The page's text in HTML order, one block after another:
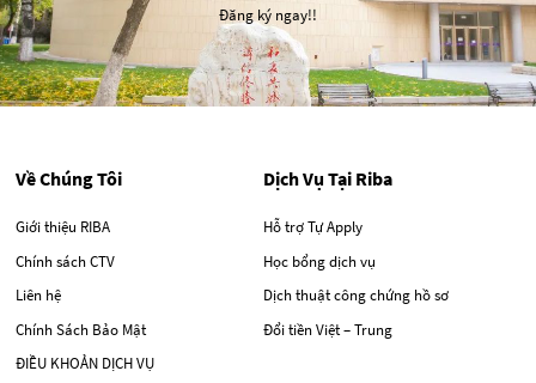
Đăng ký ngay!!
Về Chúng Tôi
Giới thiệu RIBA
Chính sách CTV
Liên hệ
Chính Sách Bảo Mật
ĐIỀU KHOẢN DỊCH VỤ
Dịch Vụ Tại Riba
Hỗ trợ Tự Apply
Học bổng dịch vụ
Dịch thuật công chứng hồ sơ
Đổi tiền Việt – Trung